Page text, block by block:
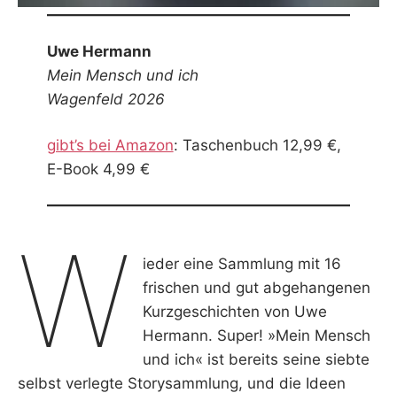
Uwe Hermann
Mein Mensch und ich
Wagenfeld 2026
gibt’s bei Amazon: Taschenbuch 12,99 €,
E-Book 4,99 €
W
ieder eine Sammlung mit 16
frischen und gut abgehangenen
Kurzgeschichten von Uwe
Hermann. Super! »Mein Mensch
und ich« ist bereits seine siebte
selbst verlegte Storysammlung, und die Ideen